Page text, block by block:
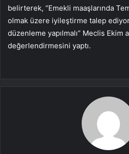
belirterek, “Emekli maaşlarında
olmak üzere iyileştirme talep
düzenleme yapılmalı” Meclis Ekim
değerlendirmesini yaptı.